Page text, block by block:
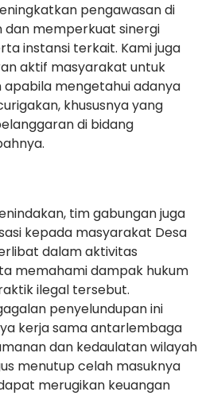
pengawasan di
memperkuat sinergi
instansi terkait. Kami juga
aktif masyarakat untuk
mengetahui adanya
khususnya yang
di bidang
tim gabungan juga
kepada masyarakat Desa
dalam aktivitas
memahami dampak hukum
ilegal tersebut.
penyelundupan ini
kerja sama antarlembaga
dan kedaulatan wilayah
menutup celah masuknya
merugikan keuangan